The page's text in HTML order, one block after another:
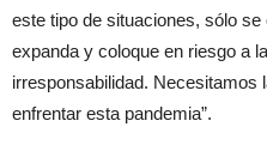
este tipo de situaciones, sólo
expanda y coloque en riesgo a
irresponsabilidad. Necesitamos
enfrentar esta pandemia”.